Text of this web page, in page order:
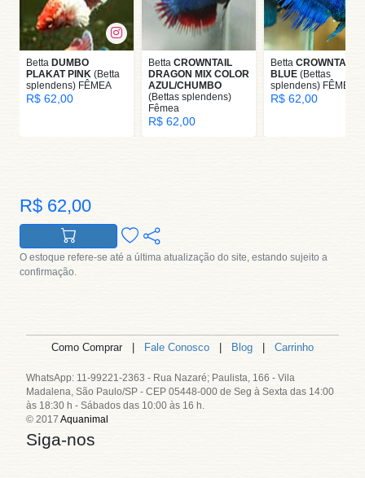
Betta DUMBO
PLAKAT PINK (Betta
splendens) FÊMEA
R$ 62,00
Betta CROWNTAIL
DRAGON MIX COLOR
AZUL/CHUMBO
(Bettas splendens)
Fêmea
R$ 62,00
Betta CROWNTAIL
BLUE (Bettas
splendens) FÊMEA
R$ 62,00
R$ 62,00
O estoque refere-se até a última atualização do site, estando sujeito a
confirmação.
Como Comprar | Fale Conosco | Blog | Carrinho
WhatsApp: 11-99221-2363 - Rua Nazaré; Paulista, 166 - Vila
Madalena, São Paulo/SP - CEP 05448-000 de Seg à Sexta das 14:00
às 18:30 h - Sábados das 10:00 às 16 h.
© 2017 Aquanimal
Siga-nos